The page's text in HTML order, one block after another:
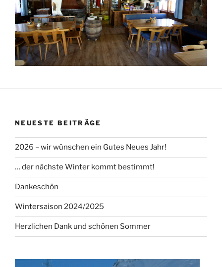
NEUESTE BEITRÄGE
2026 – wir wünschen ein Gutes Neues Jahr!
… der nächste Winter kommt bestimmt!
Dankeschön
Wintersaison 2024/2025
Herzlichen Dank und schönen Sommer